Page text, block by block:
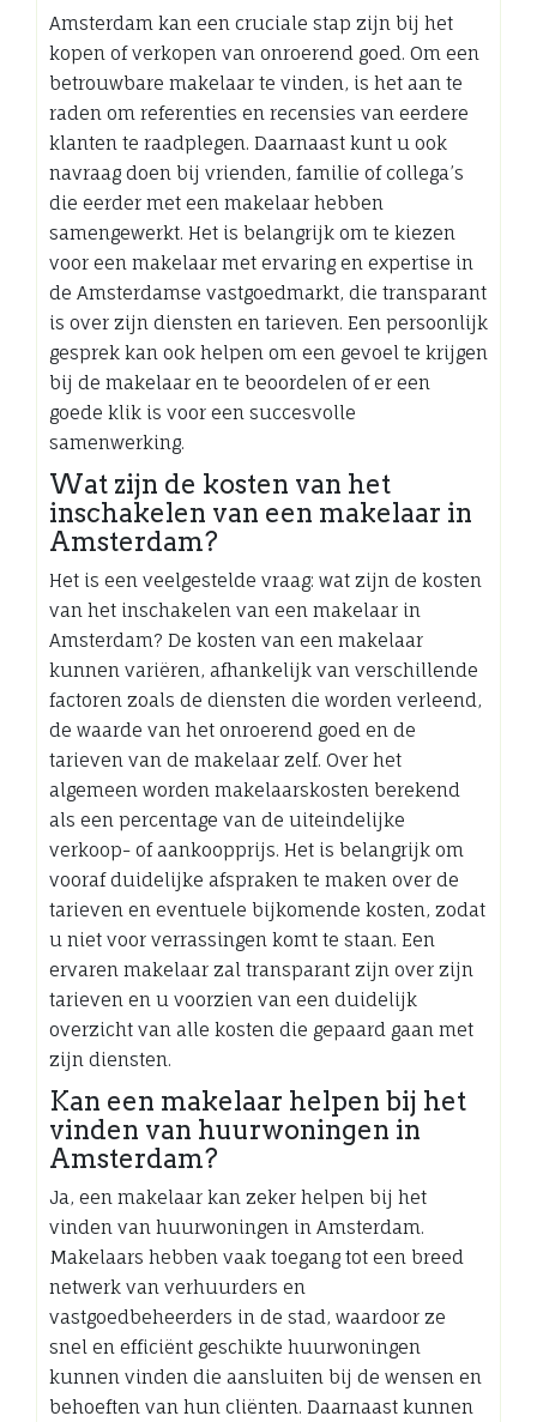
Amsterdam kan een cruciale stap zijn bij het
kopen of verkopen van onroerend goed. Om een
betrouwbare makelaar te vinden, is het aan te
raden om referenties en recensies van eerdere
klanten te raadplegen. Daarnaast kunt u ook
navraag doen bij vrienden, familie of collega’s
die eerder met een makelaar hebben
samengewerkt. Het is belangrijk om te kiezen
voor een makelaar met ervaring en expertise in
de Amsterdamse vastgoedmarkt, die transparant
is over zijn diensten en tarieven. Een persoonlijk
gesprek kan ook helpen om een gevoel te krijgen
bij de makelaar en te beoordelen of er een
goede klik is voor een succesvolle
samenwerking.
Wat zijn de kosten van het
inschakelen van een makelaar in
Amsterdam?
Het is een veelgestelde vraag: wat zijn de kosten
van het inschakelen van een makelaar in
Amsterdam? De kosten van een makelaar
kunnen variëren, afhankelijk van verschillende
factoren zoals de diensten die worden verleend,
de waarde van het onroerend goed en de
tarieven van de makelaar zelf. Over het
algemeen worden makelaarskosten berekend
als een percentage van de uiteindelijke
verkoop- of aankoopprijs. Het is belangrijk om
vooraf duidelijke afspraken te maken over de
tarieven en eventuele bijkomende kosten, zodat
u niet voor verrassingen komt te staan. Een
ervaren makelaar zal transparant zijn over zijn
tarieven en u voorzien van een duidelijk
overzicht van alle kosten die gepaard gaan met
zijn diensten.
Kan een makelaar helpen bij het
vinden van huurwoningen in
Amsterdam?
Ja, een makelaar kan zeker helpen bij het
vinden van huurwoningen in Amsterdam.
Makelaars hebben vaak toegang tot een breed
netwerk van verhuurders en
vastgoedbeheerders in de stad, waardoor ze
snel en efficiënt geschikte huurwoningen
kunnen vinden die aansluiten bij de wensen en
behoeften van hun cliënten. Daarnaast kunnen